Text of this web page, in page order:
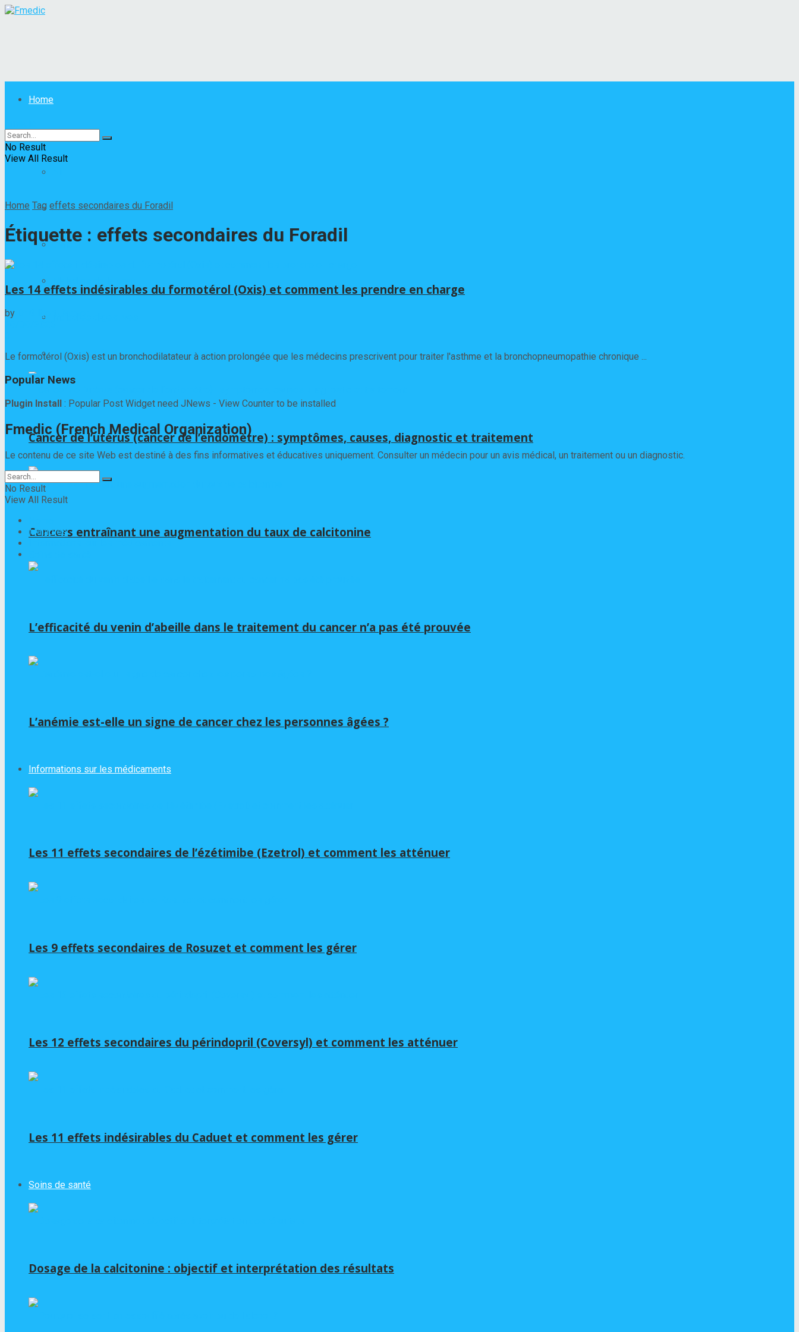
Home
Maladies
Autres maladies
Cancer
Maladies infectieuses et parasitaires
Cancer de l’utérus (cancer de l’endomètre) : symptômes, causes, diagnostic et traitement
Cancers entraînant une augmentation du taux de calcitonine
L’efficacité du venin d’abeille dans le traitement du cancer n’a pas été prouvée
L’anémie est-elle un signe de cancer chez les personnes âgées ?
Informations sur les médicaments
Les 11 effets secondaires de l’ézétimibe (Ezetrol) et comment les atténuer
Les 9 effets secondaires de Rosuzet et comment les gérer
Les 12 effets secondaires du périndopril (Coversyl) et comment les atténuer
Les 11 effets indésirables du Caduet et comment les gérer
Soins de santé
Dosage de la calcitonine : objectif et interprétation des résultats
No Result
View All Result
Home Tag effets secondaires du Foradil
Étiquette : effets secondaires du Foradil
Les 14 effets indésirables du formotérol (Oxis) et comment les prendre en charge
by
Dr Gilbert Barbier
Le formotérol (Oxis) est un bronchodilatateur à action prolongée que les médecins prescrivent pour traiter l'asthme et la bronchopneumopathie chronique ...
Popular News
Plugin Install : Popular Post Widget need JNews - View Counter to be installed
Fmedic (French Medical Organization)
Le contenu de ce site Web est destiné à des fins informatives et éducatives uniquement. Consulter un médecin pour un avis médical, un traitement ou un diagnostic.
No Result
View All Result
Maladies